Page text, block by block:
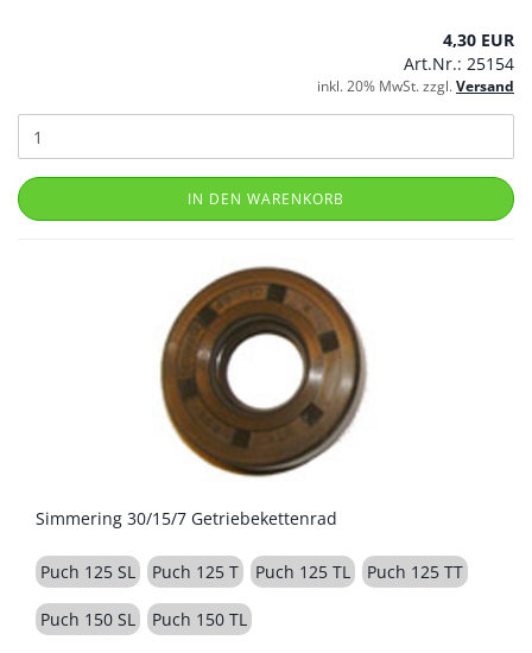
4,30 EUR
Art.Nr.: 25154
inkl. 20% MwSt. zzgl.Versand
IN DEN WARENKORB
Simmering 30/15/7 Getriebekettenrad
Puch 125 SL Puch 125 T Puch 125 TL Puch 125 TT
Puch 150 SL Puch 150 TL